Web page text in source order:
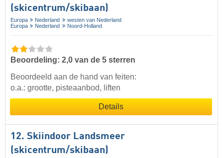
(skicentrum/skibaan)
Europa Nederland
westen van Nederland
Europa
Nederland Noord-Holland
Beoordeling: 2,0 van de 5 sterren
Beoordeeld aan de hand van feiten:
o.a.: grootte, pisteaanbod, liften
Details
12. Skiindoor Landsmeer
(skicentrum/skibaan)